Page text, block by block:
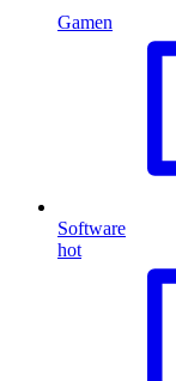
Gamen
Software
hot